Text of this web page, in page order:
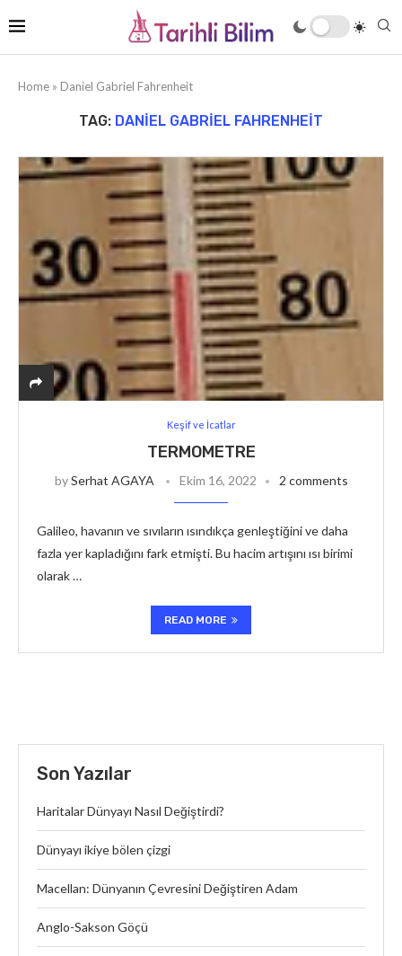
Home » Daniel Gabriel Fahrenheit
TAG: DANIEL GABRIEL FAHRENHEIT
Keşif ve İcatlar
TERMOMETRE
bySerhat AGAYA Ekim 16, 2022 2 comments
Galileo, havanın ve sıvıların ısındıkça genleştiğini ve daha
fazla yer kapladığını fark etmişti. Bu hacim artışını ısı birimi
olarak …
READ MORE
Son Yazılar
Haritalar Dünyayı Nasıl Değiştirdi?
Dünyayı ikiye bölen çizgi
Macellan: Dünyanın Çevresini Değiştiren Adam
Anglo-Sakson Göçü